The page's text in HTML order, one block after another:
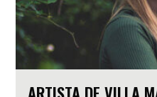
ARTISTA DE VILLA